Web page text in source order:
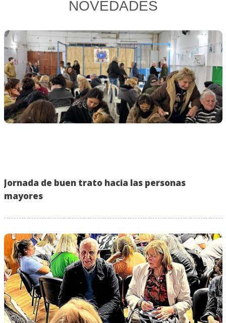
NOVEDADES
Jornada de buen trato hacia las personas
mayores